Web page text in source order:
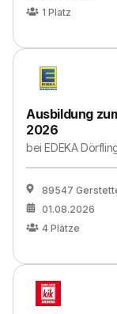
1 Platz
Ausbildung
2026
beiEDEKA
89547
01.08.2026
4 Plätze